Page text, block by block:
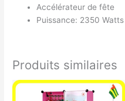
Accélérateur de fête
Puissance: 2350 Watts
Produits similaires